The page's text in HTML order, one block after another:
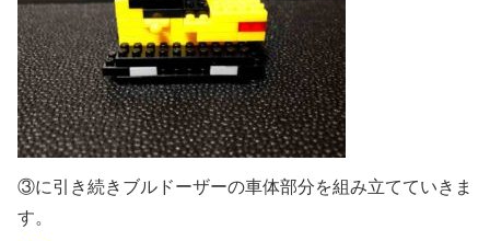
③に引き続きブルドーザーの車体部分を組み立てていきま
す。